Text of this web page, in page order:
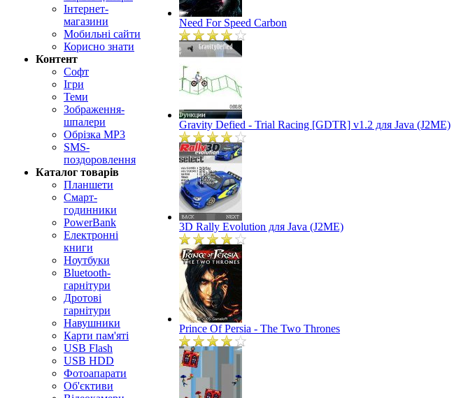
Інтернет-
магазини
Мобильні сайти
Корисно знати
Контент
Софт
Ігри
Теми
Зображення-
шпалери
Обрізка MP3
SMS-
поздоровлення
Каталог товарів
Планшети
Смарт-
годинники
PowerBank
Електронні
книги
Ноутбуки
Bluetooth-
гарнітури
Дротові
гарнітури
Навушники
Карти пам'яті
USB Flash
USB HDD
Фотоапарати
Об'єктиви
Need For Speed Carbon
Gravity Defied - Trial Racing [GDTR] v1.2 для Java (J2ME)
3D Rally Evolution для Java (J2ME)
Prince Of Persia - The Two Thrones